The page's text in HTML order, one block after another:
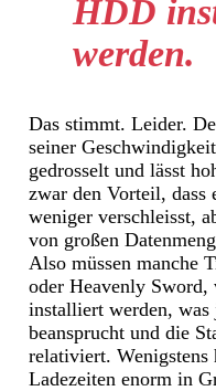
HDD
werden.
Das stimmt. Leider.
seiner
gedrosselt und lässt
zwar den Vorteil, dass
weniger verschleisst,
von großen
Also müssen manche
oder Heavenly Sword,
installiert werden,
beansprucht und die
relativiert. Wenigstens
Ladezeiten enorm in